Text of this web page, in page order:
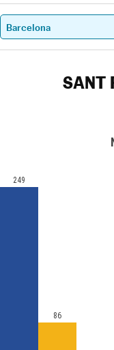
SANT
249
86